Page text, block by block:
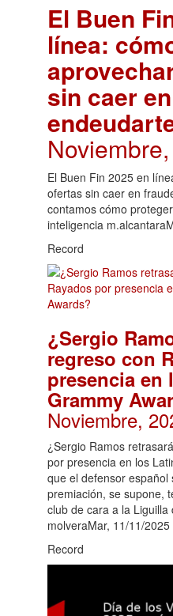
El Buen
línea:
sin caer
El Buen Fin 2025 en
ofertas sin caer en
contamos cómo
inteligencia
Record
¿Sergio
regreso con
presencia en
Grammy
Noviembre,
¿Sergio Ramos
por presencia en los
que el defensor
premiación, se supone,
club de cara a la
molveraMar, 11/11/
Record